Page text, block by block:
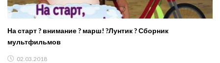
На старт ? внимание ? марш! ?Лунтик ? Сборник
мультфильмов
02.03.2018